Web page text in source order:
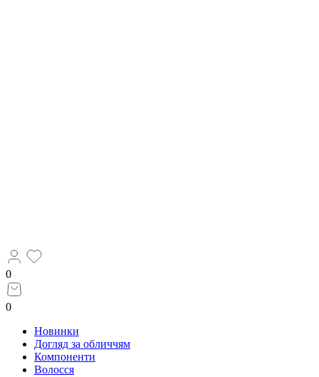
0
0
Новинки
Догляд за обличчям
Компоненти
Волосся